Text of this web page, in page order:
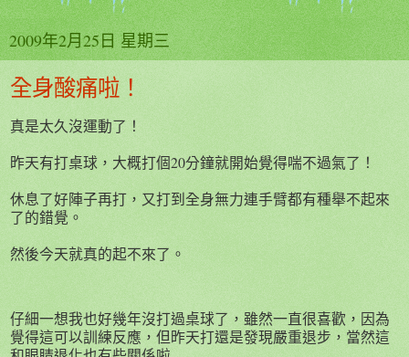
2009年2月25日 星期三
全身酸痛啦！
真是太久沒運動了！
昨天有打桌球，大概打個20分鐘就開始覺得喘不過氣了！
休息了好陣子再打，又打到全身無力連手臂都有種舉不起來
了的錯覺。
然後今天就真的起不來了。
仔細一想我也好幾年沒打過桌球了，雖然一直很喜歡，因為
覺得這可以訓練反應，但昨天打還是發現嚴重退步，當然這